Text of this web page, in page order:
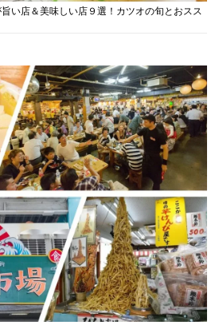
い店＆美味しい店９選！カツオの旬とおスス